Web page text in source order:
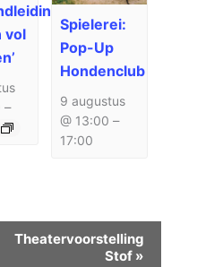
vol
–
Spielerei:
Pop-Up
Hondenclub
9 augustus
@ 13:00 –
17:00
Theatervoorstelling
Stof »